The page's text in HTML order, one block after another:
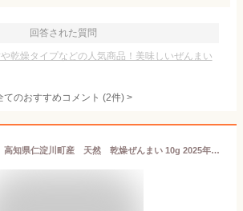
回答された質問
乾燥タイプなどの人気商品！美味しいぜんまい
てのおすすめコメント (2件) >
【送料無料】 高知県仁淀川町産 天然 乾燥ぜんまい 10g 2025年採れ ぜんまい 山菜 国産 通販 ビバ！ぜんまい